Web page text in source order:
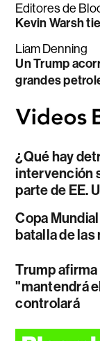
Editores de
Kevin Warsh
Liam Denning
Un Trump
grandes
¿Qué hay
intervención
parte de EE.
Copa
batalla de las
Trump afirma
"mantendrá
controlará